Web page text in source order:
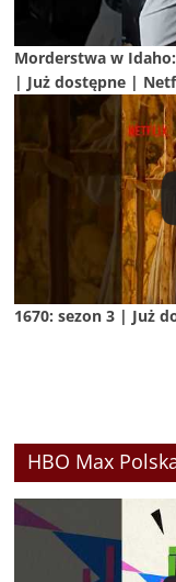
Morderstwa w
| Już dostępne |
1670: sezon 3 | Już
HBO Max